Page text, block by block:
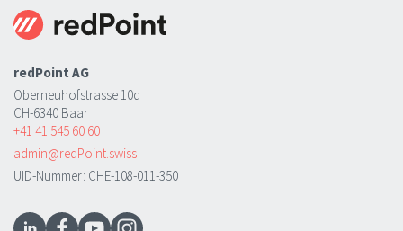
redPoint AG
Oberneuhofstrasse 10d
CH-6340 Baar
+41 41 545 60 60
admin@redPoint.swiss
UID-Nummer: CHE-108-011-350